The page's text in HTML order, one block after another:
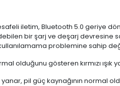
iletim, Bluetooth 5.0 geriye
bir şarj ve deşarj
problemine sahip
olduğunu gösteren kırmızı ışık
pil güç kaynağının normal